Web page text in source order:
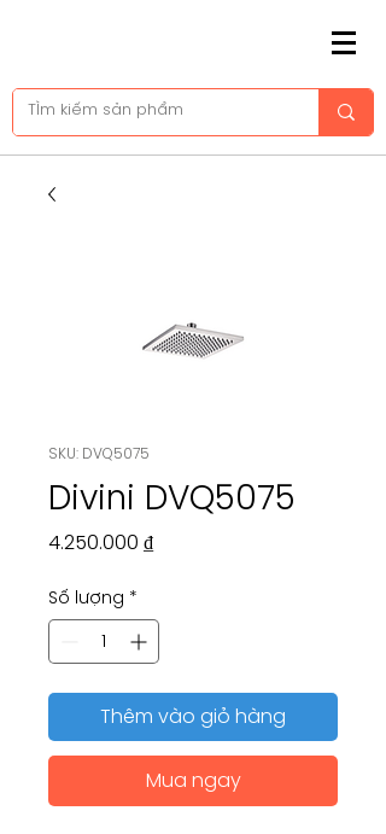
SKU: DVQ5075
Divini DVQ5075
4.250.000 ₫Giá
Số lượng *
Thêm vào giỏ hàng
Mua ngay